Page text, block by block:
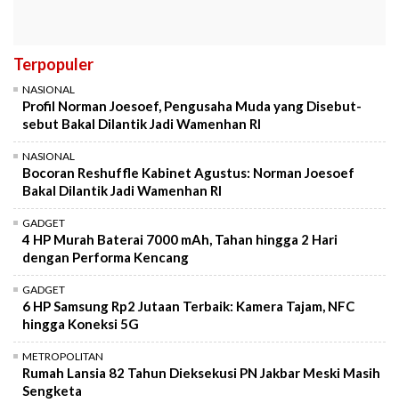
Terpopuler
NASIONAL
Profil Norman Joesoef, Pengusaha Muda yang Disebut-
sebut Bakal Dilantik Jadi Wamenhan RI
NASIONAL
Bocoran Reshuffle Kabinet Agustus: Norman Joesoef
Bakal Dilantik Jadi Wamenhan RI
GADGET
4 HP Murah Baterai 7000 mAh, Tahan hingga 2 Hari
dengan Performa Kencang
GADGET
6 HP Samsung Rp2 Jutaan Terbaik: Kamera Tajam, NFC
hingga Koneksi 5G
METROPOLITAN
Rumah Lansia 82 Tahun Dieksekusi PN Jakbar Meski Masih
Sengketa